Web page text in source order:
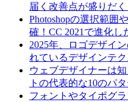
届く改善点が盛りだ
Photoshopの選択範囲
確！CC 2021で進化
2025年、ロゴデザイ
れているデザインテ
ウェブデザイナーは
トの代表的な10のパ
フォントやタイポグ